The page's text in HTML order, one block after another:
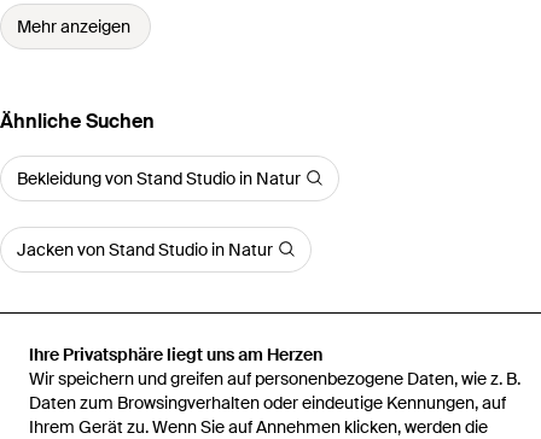
Ihre Privatsphäre liegt uns am Herzen
Wir speichern und greifen auf personenbezogene Daten, wie z. B.
Daten zum Browsingverhalten oder eindeutige Kennungen, auf
Ihrem Gerät zu. Wenn Sie auf Annehmen klicken, werden die
Mehr anzeigen
Ähnliche Suchen
Bekleidung von Stand Studio in Natur
Jacken von Stand Studio in Natur
Startseite Damen Jacken Stand Studio Jacken
Katalina Eco Fur
Fellmantel